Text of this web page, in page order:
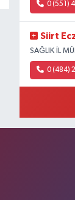
0 (551)
Siirt
SAĞLIK İL
0 (484)